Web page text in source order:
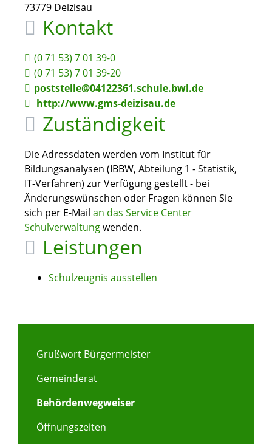
73779 Deizisau
Kontakt
(0 71 53) 7 01 39-0
(0 71 53) 7 01 39-20
poststelle@04122361.schule.bwl.de
http://www.gms-deizisau.de
Zuständigkeit
Die Adressdaten werden vom Institut für
Bildungsanalysen (IBBW, Abteilung 1 - Statistik,
IT-Verfahren) zur Verfügung gestellt - bei
Änderungswünschen oder Fragen können Sie
sich per E-Mail an das Service Center
Schulverwaltungwenden.
Leistungen
Schulzeugnis ausstellen
Grußwort Bürgermeister
Gemeinderat
Behördenwegweiser
Öffnungszeiten